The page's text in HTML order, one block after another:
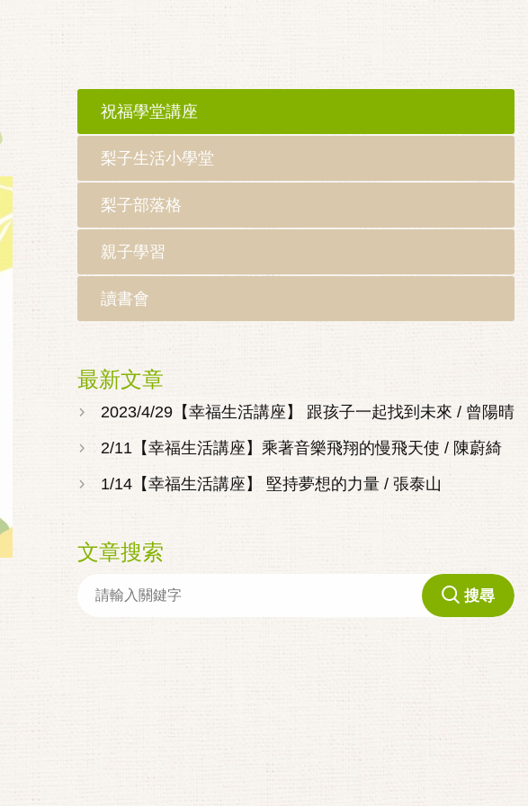
祝福學堂講座
梨子生活小學堂
梨子部落格
親子學習
讀書會
最新文章
2023/4/29【幸福生活講座】 跟孩子一起找到未來 / 曾陽晴
2/11【幸福生活講座】乘著音樂飛翔的慢飛天使 / 陳蔚綺
1/14【幸福生活講座】 堅持夢想的力量 / 張泰山
文章搜索
搜尋